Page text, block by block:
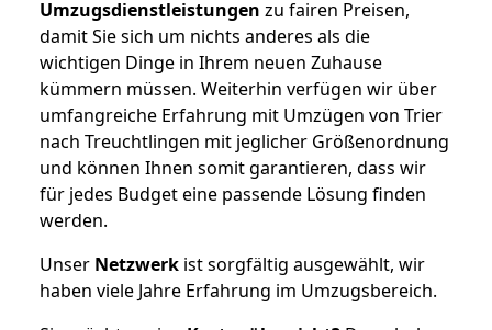
Umzugsdienstleistungen zu fairen Preisen,
damit Sie sich um nichts anderes als die
wichtigen Dinge in Ihrem neuen Zuhause
kümmern müssen. Weiterhin verfügen wir über
umfangreiche Erfahrung mit Umzügen von Trier
nach Treuchtlingen mit jeglicher Größenordnung
und können Ihnen somit garantieren, dass wir
für jedes Budget eine passende Lösung finden
werden.
Unser Netzwerk ist sorgfältig ausgewählt, wir
haben viele Jahre Erfahrung im Umzugsbereich.